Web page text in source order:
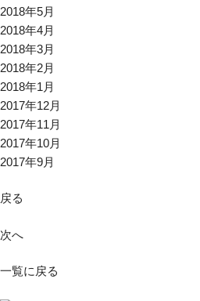
2018年5月
2018年4月
2018年3月
2018年2月
2018年1月
2017年12月
2017年11月
2017年10月
2017年9月
戻る
次へ
一覧に戻る